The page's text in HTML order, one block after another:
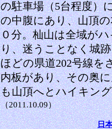
の駐車場（5台程度）
の中腹にあり、山頂
０分。杣山は全域が
り、迷うことなく城
ほどの県道202号線を
内板があり、その奥
も山頂へとハイキン
（2011.10.09）
日